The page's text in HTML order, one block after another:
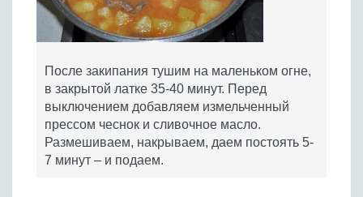
После закипания тушим на маленьком огне,
в закрытой латке 35-40 минут. Перед
выключением добавляем измельченный
прессом чеснок и сливочное масло.
Размешиваем, накрываем, даем постоять 5-
7 минут – и подаем.